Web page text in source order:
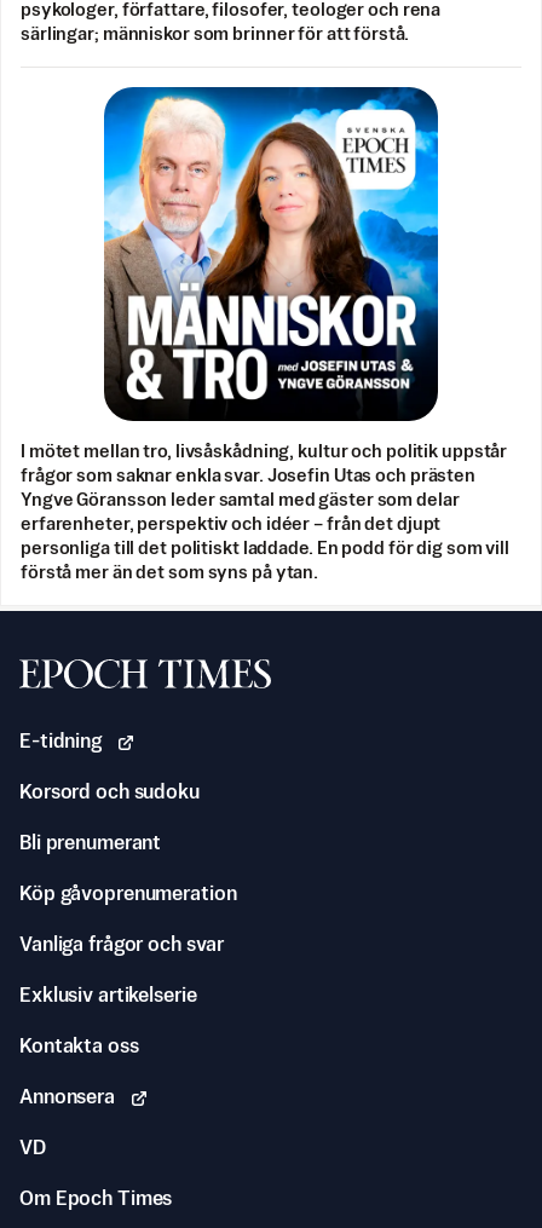
psykologer, författare, filosofer, teologer och rena
särlingar; människor som brinner för att förstå.
I mötet mellan tro, livsåskådning, kultur och politik uppstår
frågor som saknar enkla svar. Josefin Utas och prästen
Yngve Göransson leder samtal med gäster som delar
erfarenheter, perspektiv och idéer – från det djupt
personliga till det politiskt laddade. En podd för dig som vill
förstå mer än det som syns på ytan.
Svenska Epoch Times
E-tidning
Korsord och sudoku
Bli prenumerant
Köp gåvoprenumeration
Vanliga frågor och svar
Exklusiv artikelserie
Kontakta oss
Annonsera
VD
Om Epoch Times